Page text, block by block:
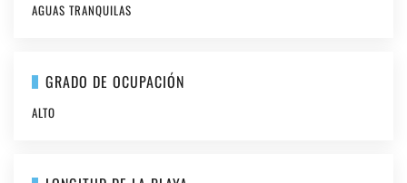
AGUAS TRANQUILAS
GRADO DE OCUPACIÓN
ALTO